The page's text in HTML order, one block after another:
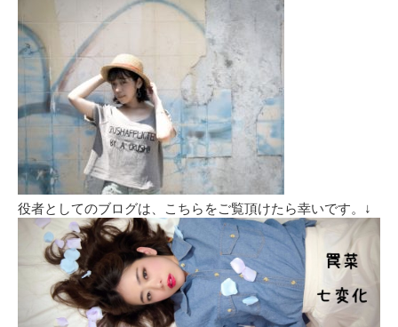
役者としてのブログは、こちらをご覧頂けたら幸いです。↓